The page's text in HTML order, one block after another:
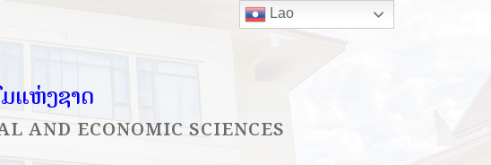
ແຫ່ງຊາດ
AND ECONOMIC SCIENCES
Lao